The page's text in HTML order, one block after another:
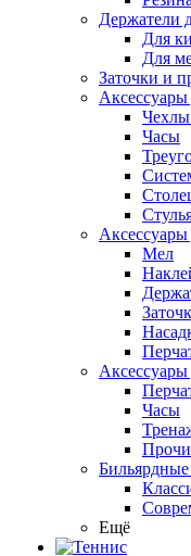
Держатели
Для
Для
Заточки и
Аксессуары
Чехлы
Часы
Аксессуары
Мел
Аксессуары
Часы
Ещё